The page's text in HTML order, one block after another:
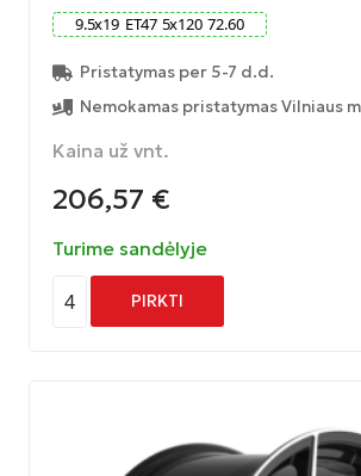
9.5x19 ET47 5x120 72.60
Pristatymas per 5-7 d.d.
Nemokamas pristatymas Vilniaus
Kaina už vnt.
206,57 €
Turime sandėlyje
4 PIRKTI